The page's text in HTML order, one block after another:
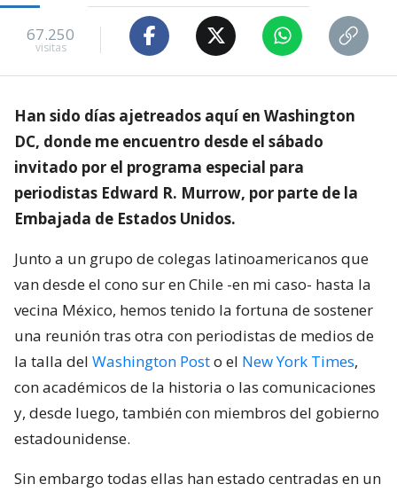
67.250
visitas
Han sido días ajetreados aquí en Washington
DC, donde me encuentro desde el sábado
invitado por el programa especial para
periodistas Edward R. Murrow, por parte de la
Embajada de Estados Unidos.
Junto a un grupo de colegas latinoamericanos que
van desde el cono sur en Chile -en mi caso- hasta la
vecina México, hemos tenido la fortuna de sostener
una reunión tras otra con periodistas de medios de
la talla del Washington Posto el New York Times,
con académicos de la historia o las comunicaciones
y, desde luego, también con miembros del gobierno
estadounidense.
Sin embargo todas ellas han estado centradas en un